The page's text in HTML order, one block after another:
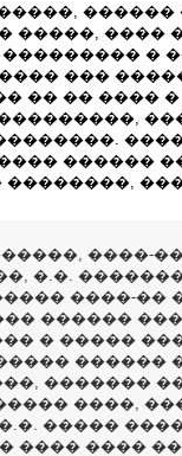
�����, ����
�
���
�� �� ����
������
����-
�.�.
����-��
������
� �����
������
�������
����,
�����
���� ����